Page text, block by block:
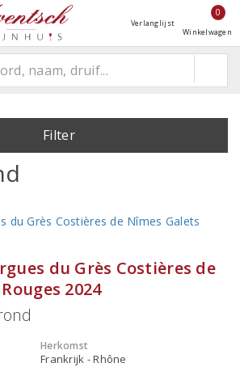
Verlanglijst
0
Winkelwagen
Filter
du Grès Costières de
2024
Herkomst
Frankrijk - Rhône